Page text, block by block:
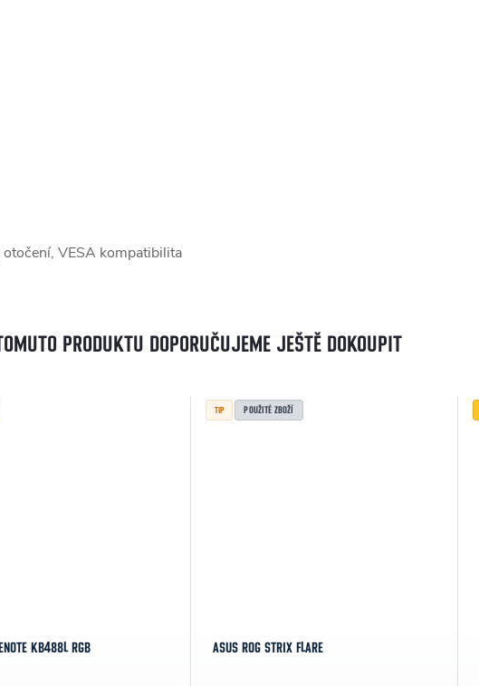
VESA kompatibilita
PRODUKTU DOPORUČUJEME JEŠTĚ DOKOUPIT
KB488L RGB
TIP POUŽITÉ ZBOŽÍ
ASUS ROG STRIX FLARE